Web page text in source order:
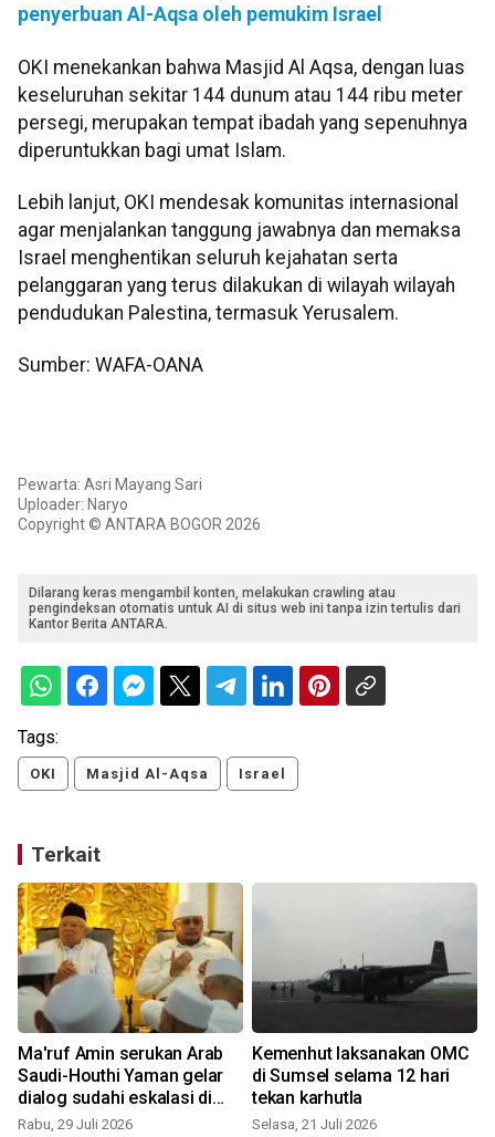
penyerbuan Al-Aqsa oleh pemukim Israel
OKI menekankan bahwa Masjid Al Aqsa, dengan luas
keseluruhan sekitar 144 dunum atau 144 ribu meter
persegi, merupakan tempat ibadah yang sepenuhnya
diperuntukkan bagi umat Islam.
Lebih lanjut, OKI mendesak komunitas internasional
agar menjalankan tanggung jawabnya dan memaksa
Israel menghentikan seluruh kejahatan serta
pelanggaran yang terus dilakukan di wilayah wilayah
pendudukan Palestina, termasuk Yerusalem.
Sumber: WAFA-OANA
Pewarta: Asri Mayang Sari
Uploader: Naryo
Copyright © ANTARA BOGOR 2026
Dilarang keras mengambil konten, melakukan crawling atau
pengindeksan otomatis untuk AI di situs web ini tanpa izin tertulis dari
Kantor Berita ANTARA.
Tags:
OKI Masjid Al-Aqsa Israel
Terkait
Ma'ruf Amin serukan Arab
Saudi-Houthi Yaman gelar
dialog sudahi eskalasi di
kawasan
Rabu, 29 Juli 2026
Kemenhut laksanakan OMC
di Sumsel selama 12 hari
tekan karhutla
Selasa, 21 Juli 2026